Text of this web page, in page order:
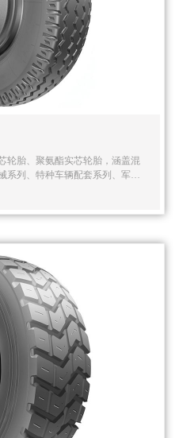
胎、聚氨酯实芯轮胎，涵盖混
系列、特种车辆配套系列、军用